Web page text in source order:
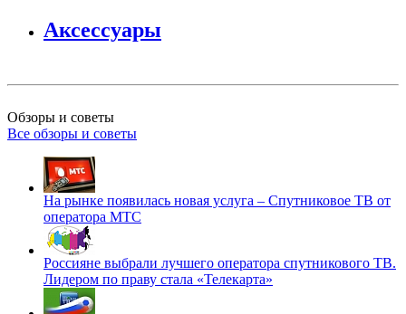
Аксессуары
Обзоры и советы
Все обзоры и советы
На рынке появилась новая услуга – Спутниковое ТВ от
оператора МТС
Россияне выбрали лучшего оператора спутникового ТВ.
Лидером по праву стала «Телекарта»